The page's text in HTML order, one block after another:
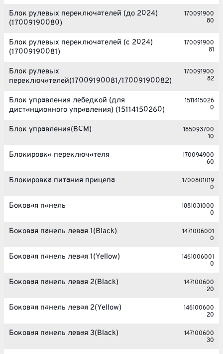
Блок рулевых переключателей (до 2024)
(17009190080)
170091900
80
Блок рулевых переключателей (с 2024)
(17009190081)
170091900
81
Блок рулевых
переключателей(17009190081/17009190082)
170091900
82
Блок управления лебедкой (для
дистанционного управления) (15114150260)
1511415026
0
Блок управления(BCM)
185093700
10
Блокировка переключателя
170094900
60
Блокировка питания прицепа
1700801019
0
Боковая панель
1881031000
0
Боковая панель левая 1(Black)
1471006001
0
Боковая панель левая 1(Yellow)
1461006001
0
Боковая панель левая 2(Black)
147100600
20
Боковая панель левая 2(Yellow)
146100600
20
Боковая панель левая 3(Black)
147100600
30